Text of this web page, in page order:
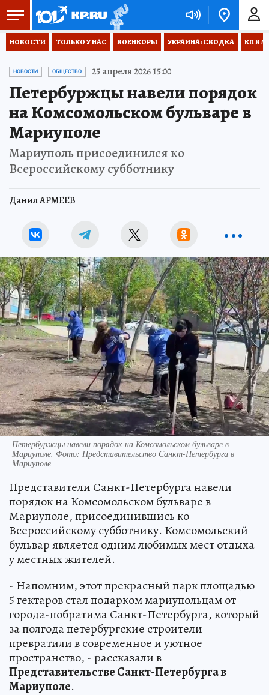
НОВОСТИ ТОЛЬКО У НАС ВОЕНКОРЫ УКРАИНА: СВОДКА КП В
НОВОСТИ ОБЩЕСТВО 25 апреля 2026 15:00
Петербуржцы навели порядок
на Комсомольском бульваре в
Мариуполе
Мариуполь присоединился ко
Всероссийскому субботнику
Данил АРМЕЕВ
Петербуржцы навели порядок на Комсомольском бульваре в
Мариуполе. Фото: Представительство Санкт-Петербурга в
Мариуполе
Представители Санкт-Петербурга навели
порядок на Комсомольском бульваре в
Мариуполе, присоединившись ко
Всероссийскому субботнику. Комсомольский
бульвар является одним любимых мест отдыха
у местных жителей.
- Напомним, этот прекрасный парк площадью
5 гектаров стал подарком мариупольцам от
города-побратима Санкт-Петербурга, который
за полгода петербургские строители
превратили в современное и уютное
пространство, - рассказали в
Представительстве Санкт-Петербурга в
Мариуполе.